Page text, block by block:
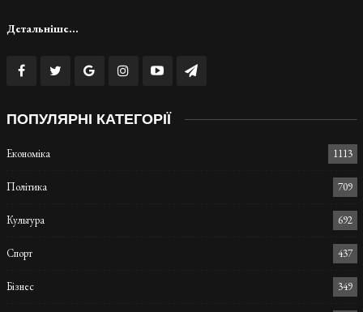
Детальніше...
ПОПУЛЯРНІ КАТЕГОРІЇ
Економіка 1113
Політика 709
Культура 692
Спорт 437
Бізнес 349